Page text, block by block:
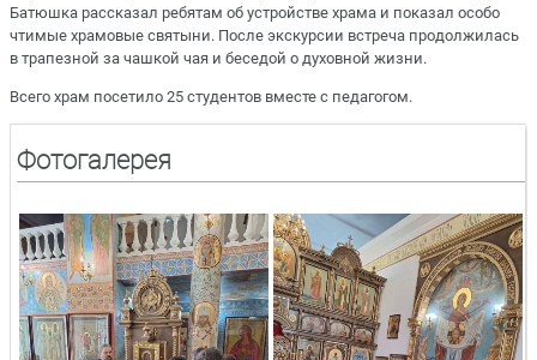
Батюшка рассказал ребятам об устройстве храма и показал особо
чтимые храмовые святыни. После экскурсии встреча продолжилась
в трапезной за чашкой чая и беседой о духовной жизни.
Всего храм посетило 25 студентов вместе с педагогом.
Фотогалерея